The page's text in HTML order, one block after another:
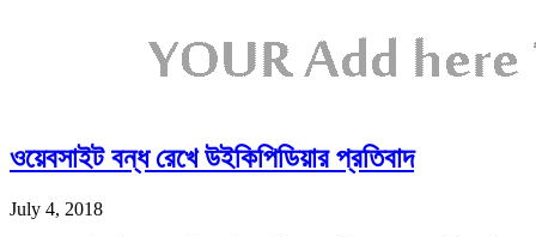
ওয়েবসাইট বন্ধ রেখে উইকিপিডিয়ার প্রতিবাদ
July 4, 2018